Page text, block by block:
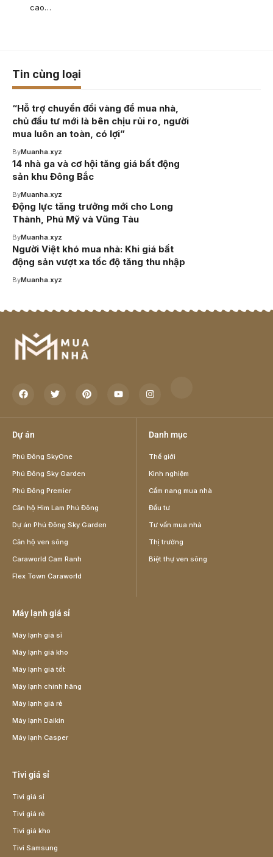
cao…
Tin cùng loại
“Hỗ trợ chuyển đổi vàng để mua nhà,
chủ đầu tư mới là bên chịu rủi ro, người
mua luôn an toàn, có lợi”
ByMuanha.xyz
14 nhà ga và cơ hội tăng giá bất động
sản khu Đông Bắc
ByMuanha.xyz
Động lực tăng trưởng mới cho Long
Thành, Phú Mỹ và Vũng Tàu
ByMuanha.xyz
Người Việt khó mua nhà: Khi giá bất
động sản vượt xa tốc độ tăng thu nhập
ByMuanha.xyz
Dự án
Phú Đông SkyOne
Phú Đông Sky Garden
Phú Đông Premier
Căn hộ Him Lam Phú Đông
Dự án Phú Đông Sky Garden
Căn hộ ven sông
Caraworld Cam Ranh
Flex Town Caraworld
Danh mục
Thế giới
Kinh nghiệm
Cẩm nang mua nhà
Đầu tư
Tư vấn mua nhà
Thị trường
Biệt thự ven sông
Máy lạnh giá sỉ
Máy lạnh giá sỉ
Máy lạnh giá kho
Máy lạnh giá tốt
Máy lạnh chính hãng
Máy lạnh giá rẻ
Máy lạnh Daikin
Máy lạnh Casper
Tivi giá sỉ
Tivi giá sỉ
Tivi giá rẻ
Tivi giá kho
Tivi Samsung